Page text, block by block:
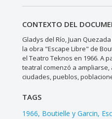
CONTEXTO DEL
Gladys del Río, Juan
la obra "Escape Libre" de
el Teatro Teknos en 1966. A
teatral comenzó a
ciudades, pueblos,
TAGS
1966 Boutielle y Garcin